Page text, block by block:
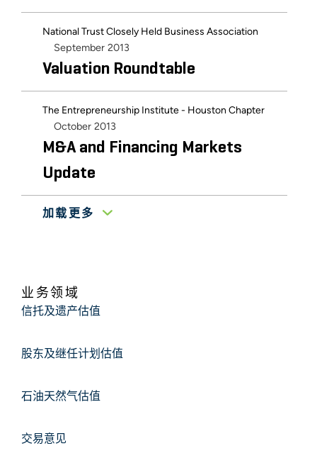
National Trust Closely Held Business Association
September 2013
Valuation Roundtable
The Entrepreneurship Institute - Houston Chapter
October 2013
M&A and Financing Markets
Update
The Entrepreneurship Institute - Houston Chapter
加载更多
业务领域
信托及遗产估值
股东及继任计划估值
石油天然气估值
交易意见